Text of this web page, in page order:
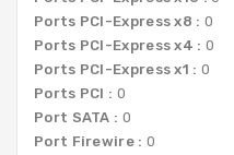
Ports PCI-Express x8 : 0
Ports PCI-Express x4 : 0
Ports PCI-Express x1 : 0
Ports PCI : 0
Port SATA : 0
Port Firewire : 0